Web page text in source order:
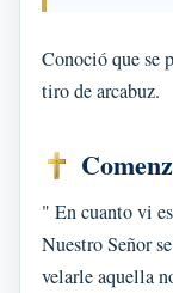
Conoció que se
tiro de arcabuz.
" En cuanto vi
Nuestro Señor
velarle aquella